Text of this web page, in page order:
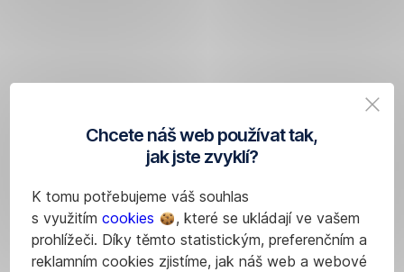
Chcete náš web používat tak,
jak jste zvyklí?
K tomu potřebujeme váš souhlas
s využitím cookies
, které se ukládají ve vašem
prohlížeči. Díky těmto statistickým, preferenčním a
reklamním cookies zjistíme, jak náš web a webové